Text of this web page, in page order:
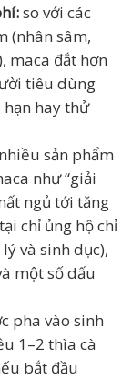
so với các
(nhân sâm,
maca đắt hơn
tiêu dùng
hạn hay thử
nhiều sản phẩm
như “giải
ngủ tới tăng
chỉ ủng hộ chỉ
và sinh dục),
một số dấu
pha vào sinh
1–2 thìa cà
bắt đầu